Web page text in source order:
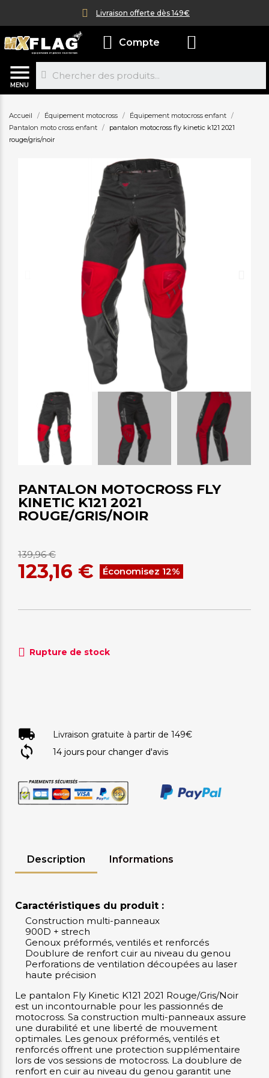
Livraison offerte dès 149€
MENU
Compte
Accueil Équipement motocross
Équipement motocross enfant
Pantalon moto cross enfant
pantalon motocross fly kinetic k121 2021
rouge/gris/noir
PANTALON MOTOCROSS FLY
KINETIC K121 2021
ROUGE/GRIS/NOIR
139,96 €
123,16 € Économisez 12%
Rupture de stock
Livraison gratuite à partir de 149€
14 jours pour changer d'avis
Description Informations
Caractéristiques du produit :
Construction multi-panneaux
900D + strech
Genoux préformés, ventilés et renforcés
Doublure de renfort cuir au niveau du genou
Perforations de ventilation découpées au laser
haute précision
Le pantalon Fly Kinetic K121 2021 Rouge/Gris/Noir
est un incontournable pour les passionnés de
motocross. Sa construction multi-panneaux assure
une durabilité et une liberté de mouvement
optimales. Les genoux préformés, ventilés et
renforcés offrent une protection supplémentaire
lors de vos sessions de motocross. La doublure de
renfort en cuir au niveau du genou garantit une